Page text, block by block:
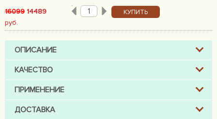
16099 14489
руб.
КУПИТЬ
ОПИСАНИЕ
КАЧЕСТВО
ПРИМЕНЕНИЕ
ДОСТАВКА